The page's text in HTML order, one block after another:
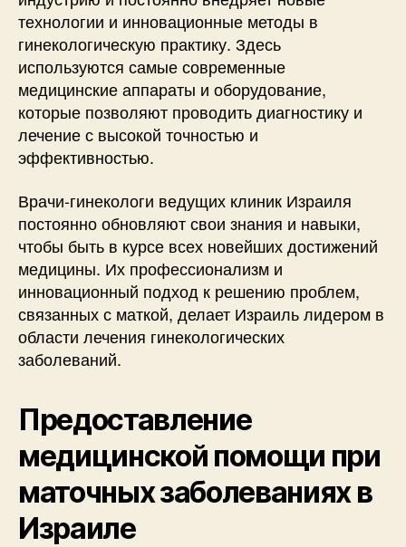
технологии и инновационные методы в
гинекологическую практику. Здесь
используются самые современные
медицинские аппараты и оборудование,
которые позволяют проводить диагностику и
лечение с высокой точностью и
эффективностью.
Врачи-гинекологи ведущих клиник Израиля
постоянно обновляют свои знания и навыки,
чтобы быть в курсе всех новейших достижений
медицины. Их профессионализм и
инновационный подход к решению проблем,
связанных с маткой, делает Израиль лидером в
области лечения гинекологических
заболеваний.
Предоставление
медицинской помощи при
маточных заболеваниях в
Израиле